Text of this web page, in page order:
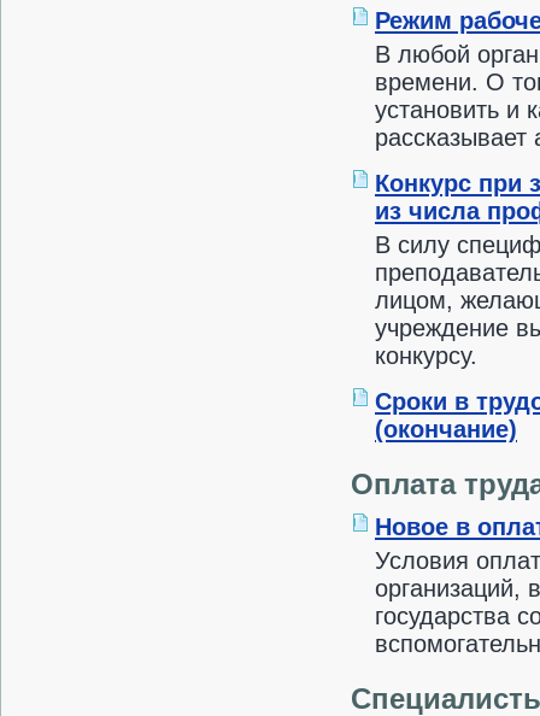
Режим
В любой
времени. О
установить и
рассказывает
Конкурс при
из числа
В силу
лицом,
учреждение
конкурсу.
Сроки в
(окончание)
Оплата
Новое в
Условия
организаций,
государства